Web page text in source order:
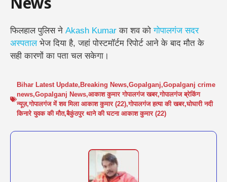
News
फिलहाल पुलिस ने Akash Kumar का शव कोगोपालगंज सदर
अस्पतालभेज दिया है, जहां पोस्टमॉर्टम रिपोर्ट आने के बाद मौत के
सही कारणों का पता चल सकेगा।
Bihar Latest Update, Breaking News,Gopalganj,Gopalganj crime
news,Gopalganj News,आकाश कुमार गोपालगंज खबर,गोपालगंज ब्रेकिंग
न्यूज़,गोपालगंज में शव मिला आकाश कुमार (22),गोपालगंज हत्या की खबर,घोघारी नदी
किनारे युवक की मौत,बैकुंठपुर थाने की घटना आकाश कुमार (22)